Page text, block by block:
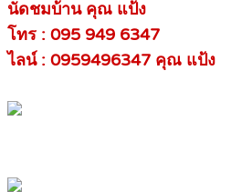
นัดชมบ้าน คุณ แป้ง
โทร : 095 949 6347
ไลน์ : 0959496347 คุณ แป้ง